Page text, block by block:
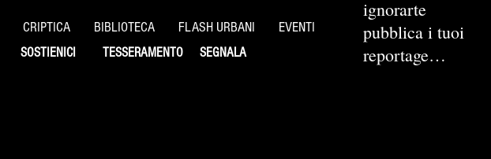
CRIPTICA BIBLIOTECA FLASH URBANI EVENTI
SOSTIENICI SEGNALA
TESSERAMENTO
ignorarte
pubblica i tuoi
reportage